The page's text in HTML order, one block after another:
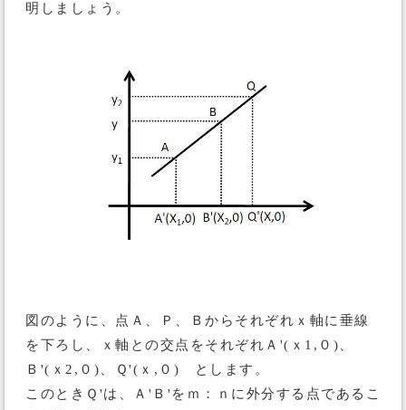
明しましょう。
図のように、点Ａ、Ｐ、Ｂからそれぞれｘ軸に垂線
を下ろし、ｘ軸との交点をそれぞれＡ'(ｘ1,０)、
Ｂ'(ｘ2,０)、Ｑ'(ｘ,０) とします。
このときＱ'は、Ａ'Ｂ'をｍ：ｎに外分する点であるこ